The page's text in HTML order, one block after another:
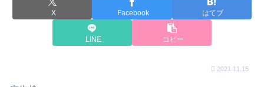
X Facebook はてブ
LINE コピー
2021.11.15